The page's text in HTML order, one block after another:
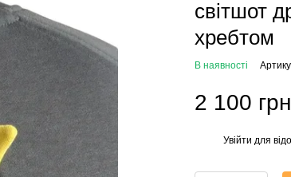
світшот
хребтом
В наявності
2 100 грн
Увійти для